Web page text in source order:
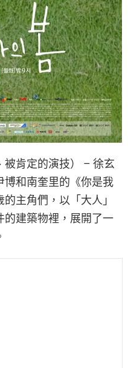
被肯定的演技） – 徐玄
博和南奎里的《你是我
主角們，以「大人」
的建築物裡，展開了一